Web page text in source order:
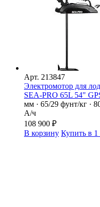
Арт. 213847
Электромотор для
SEA-PRO 65L 54"
мм · 65/29 фунт/кг ·
А/ч
108 900 ₽
В корзину Купить в 1